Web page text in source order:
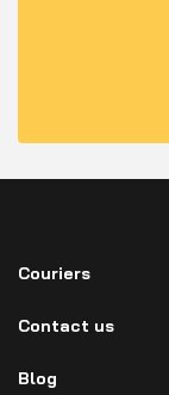
Couriers
Contact us
Blog